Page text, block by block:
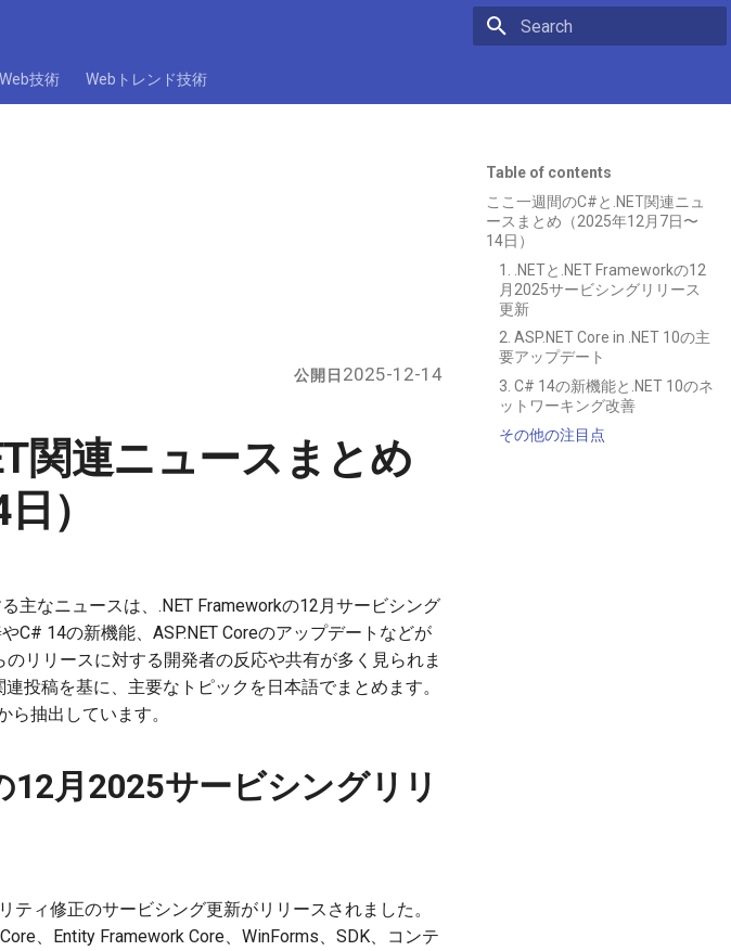
Web技術 Webトレンド技術
Table of contents
ここ一週間のC#と.NET関連ニュ
ースまとめ（2025年12月7日〜
14日）
1. .NETと.NET Frameworkの12
月2025サービシングリリース
更新
2. ASP.NET Core in .NET 10の主
要アップデート
3. C# 14の新機能と.NET 10のネ
ットワーキング改善
その他の注目点
公開日 2025-12-14
関連ニュースまとめ
）
主なニュースは、.NET Frameworkの12月サービシング
C# 14の新機能、ASP.NET Coreのアップデートなどが
リリースに対する開発者の反応や共有が多く見られま
投稿を基に、主要なトピックを日本語でまとめます。
抽出しています。
12月2025サービシングリリ
ティ修正のサービシング更新がリリースされました。
、Entity Framework Core、WinForms、SDK、コンテ